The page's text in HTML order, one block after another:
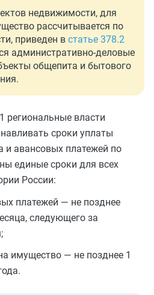
недвижимости, для
рассчитывается по
приведен в статье 378.2
административно-деловые
общепита и бытового
региональные власти
сроки уплаты
и авансовых платежей по
единые сроки для всех
России:
платежей — не позднее
следующего за
имущество — не позднее 1